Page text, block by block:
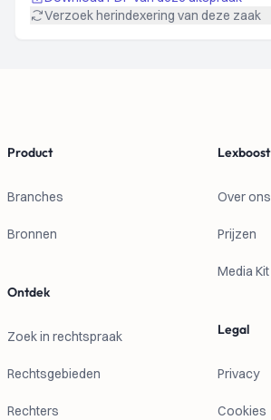
Verzoek herindexering van deze zaak
Product
Branches
Bronnen
Ontdek
Zoek in rechtspraak
Rechtsgebieden
Rechters
Lexboost
Over ons
Prijzen
Media Kit
Legal
Privacy
Cookies